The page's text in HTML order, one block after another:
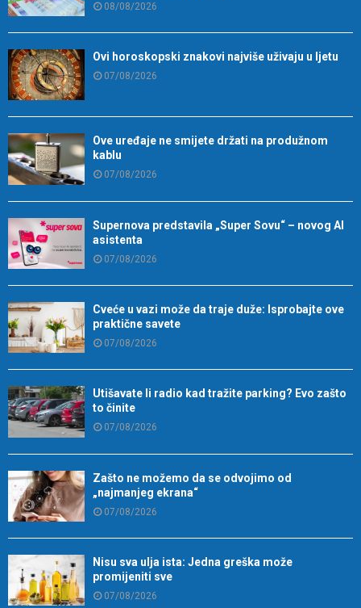
08/08/2026
Ovi horoskopski znakovi najviše uživaju u ljetu
07/08/2026
Ove uređaje ne smijete držati na produžnom
kablu
07/08/2026
Supernova predstavila „Super Sovu“ – novog AI
asistenta
07/08/2026
Cveće u vazi može da traje duže: Isprobajte ove
praktične savete
07/08/2026
Utišavate li radio kad tražite parking? Evo zašto
to činite
07/08/2026
Zašto ne možemo da se odvojimo od
„najmanjeg ekrana“
07/08/2026
Nisu sva ulja ista: Jedna greška može
promijeniti sve
07/08/2026